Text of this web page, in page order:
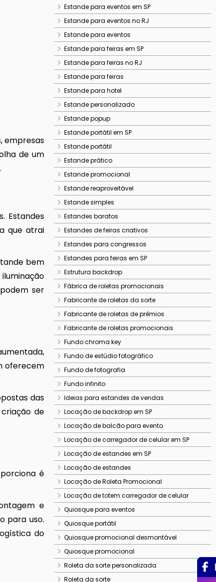
empresas
de um
Estandes
que atrai
bem
ser
oferecem
das
de
é
e
para uso.
do
Estande para eventos em SP
Estande para eventos no RJ
Estande para eventos
Estande para feiras em SP
Estande para feiras no RJ
Estande para feiras
Estande para hotel
Estande personalizado
Estande popup
Estande portátil em SP
Estande portátil
Estande prático
Estande promocional
Estande reaproveitável
Estande simples
Estandes baratos
Estandes de feiras criativos
Estandes para congressos
Estandes para feiras em SP
Estrutura backdrop
Fábrica de roletas promocionais
Fabricante de roletas da sorte
Fabricante de roletas de prêmios
Fabricante de roletas promocionais
Fundo chroma key
Fundo de estúdio fotográfico
Fundo de fotografia
Fundo infinito
Ideias para estandes de vendas
Locação de backdrop em SP
Locação de balcão para evento
Locação de carregador de celular em SP
Locação de estandes em SP
Locação de estandes
Locação de Roleta Promocional
Locação de totem carregador de celular
Quiosque para eventos
Quiosque portátil
Quiosque promocional desmontável
Quiosque promocional
Roleta da sorte personalizada
Roleta da sorte